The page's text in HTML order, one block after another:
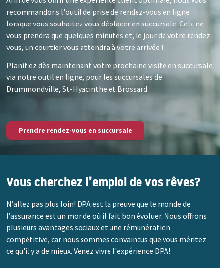
recommandons l'outil de prise de rendez-vous en ligne
lorsque vous souhaitez vous déplacer en succursale. Cela ne
vous prendra que quelques minutes et, le jour de votre rendez-
vous, un courtier vous attendra à votre arrivée !
Planifiez dès maintenant votre prochaine visite en succursale
via notre outil en ligne, pour les succursales de
Drummondville, St-Hyacinthe et Brossard.
Prendre rendez-vous en succursale
Vous cherchez l’emploi de vos rêves?
N’allez pas plus loin! DPA est la preuve que le monde de
l’assurance est un monde où il fait bon évoluer. Nous offrons
plusieurs avantages sociaux et une rémunération
compétitive, car nous sommes convaincus que vous méritez
ce qu'il y a de mieux. Venez vivre l'expérience DPA!